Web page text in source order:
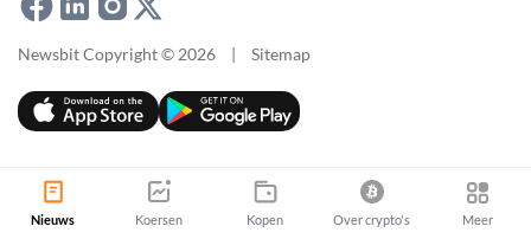
Newsbit Copyright © 2026 | Sitemap
Nieuws Koersen Kopen Over crypto's Meer